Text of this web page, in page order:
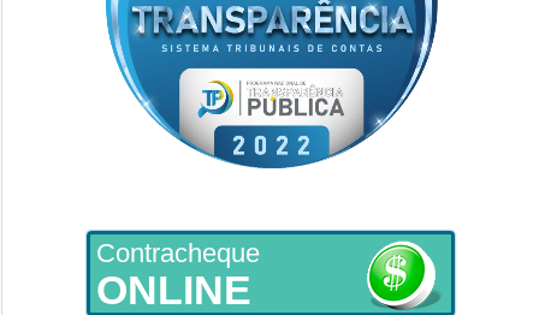
Contracheque
ONLINE